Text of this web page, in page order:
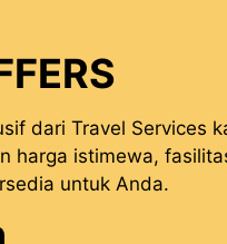
dari Travel Services
harga istimewa,
untuk Anda.